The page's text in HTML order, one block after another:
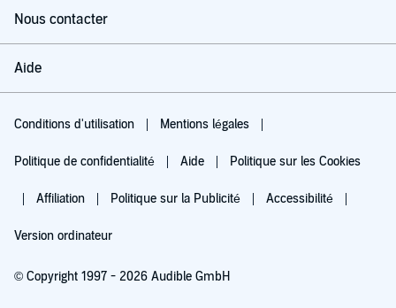
Nous contacter
Aide
Conditions d'utilisation Mentions légales
Politique de confidentialité Aide Politique sur les Cookies
Affiliation Politique sur la Publicité Accessibilité
Version ordinateur
© Copyright 1997 - 2026 Audible GmbH